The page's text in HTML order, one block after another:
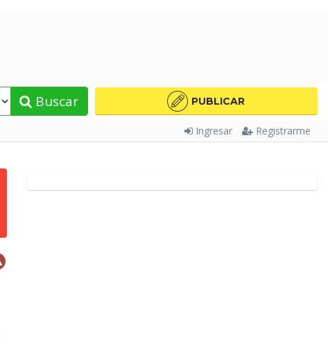
Buscar PUBLICAR
Ingresar Registrarme